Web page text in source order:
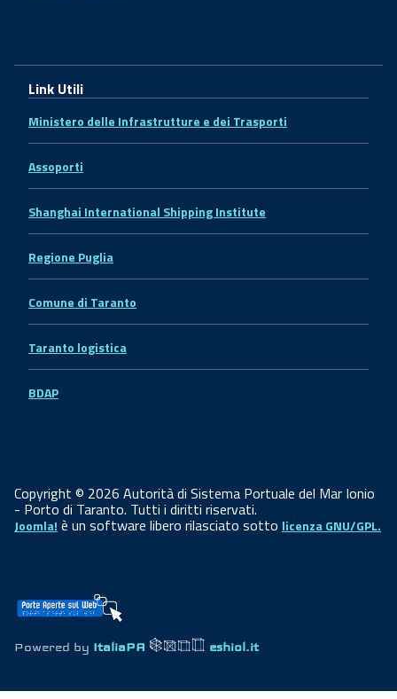
Link Utili
Ministero delle Infrastrutture e dei Trasporti
Assoporti
Shanghai International Shipping Institute
Regione Puglia
Comune di Taranto
Taranto logistica
BDAP
Copyright © 2026 Autorità di Sistema Portuale del Mar Ionio
- Porto di Taranto. Tutti i diritti riservati.
Joomla! è un software libero rilasciato sotto licenza GNU/GPL.
Powered by ItaliaPA eshiol.it